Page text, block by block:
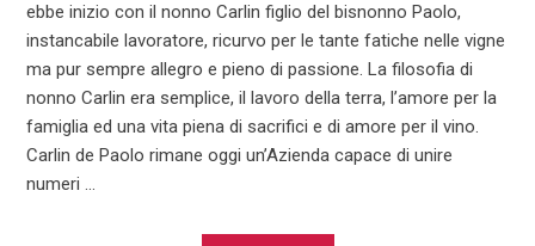
ebbe inizio con il nonno Carlin figlio del bisnonno Paolo,
instancabile lavoratore, ricurvo per le tante fatiche nelle vigne
ma pur sempre allegro e pieno di passione. La filosofia di
nonno Carlin era semplice, il lavoro della terra, l’amore per la
famiglia ed una vita piena di sacrifici e di amore per il vino.
Carlin de Paolo rimane oggi un’Azienda capace di unire
numeri ...